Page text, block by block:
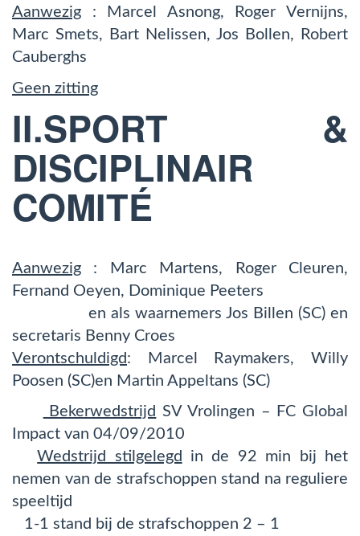
Aanwezig : Marcel Asnong, Roger Vernijns,
Marc Smets, Bart Nelissen, Jos Bollen, Robert
Cauberghs
Geen zitting
II.SPORT &
DISCIPLINAIR
COMITÉ
Aanwezig : Marc Martens, Roger Cleuren,
Fernand Oeyen, Dominique Peeters
en als waarnemers Jos Billen (SC) en
secretaris Benny Croes
Verontschuldigd : Marcel Raymakers, Willy
Poosen (SC)en Martin Appeltans (SC)
Bekerwedstrijd SV Vrolingen – FC Global
Impact van 04/09/2010
Wedstrijd stilgelegd in de 92 min bij het
nemen van de strafschoppen stand na reguliere
speeltijd
1-1 stand bij de strafschoppen 2 – 1